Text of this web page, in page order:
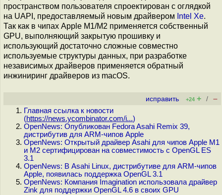
пространством пользователя спроектирован с оглядкой
на UAPI, предоставляемый новым драйвером Intel Xe.
Так как в чипах Apple M1/M2 применяется собственный
GPU, выполняющий закрытую прошивку и
использующий достаточно сложные совместно
используемые структуры данных, при разработке
независимых драйверов применяется обратный
инжиниринг драйверов из macOS.
исправить +24 + / –
Главная ссылка к новости
(https://news.ycombinator.com/i...)
OpenNews: Опубликован Fedora Asahi Remix 39,
дистрибутив для ARM-чипов Apple
OpenNews: Открытый драйвер Asahi для чипов Apple M1
и M2 сертифицирован на совместимость с OpenGL ES
3.1
OpenNews: В Asahi Linux, дистрибутиве для ARM-чипов
Apple, появилась поддержка OpenGL 3.1
OpenNews: Компания Imagination использовала драйвер
Zink для поддержки OpenGL 4.6 в своих GPU